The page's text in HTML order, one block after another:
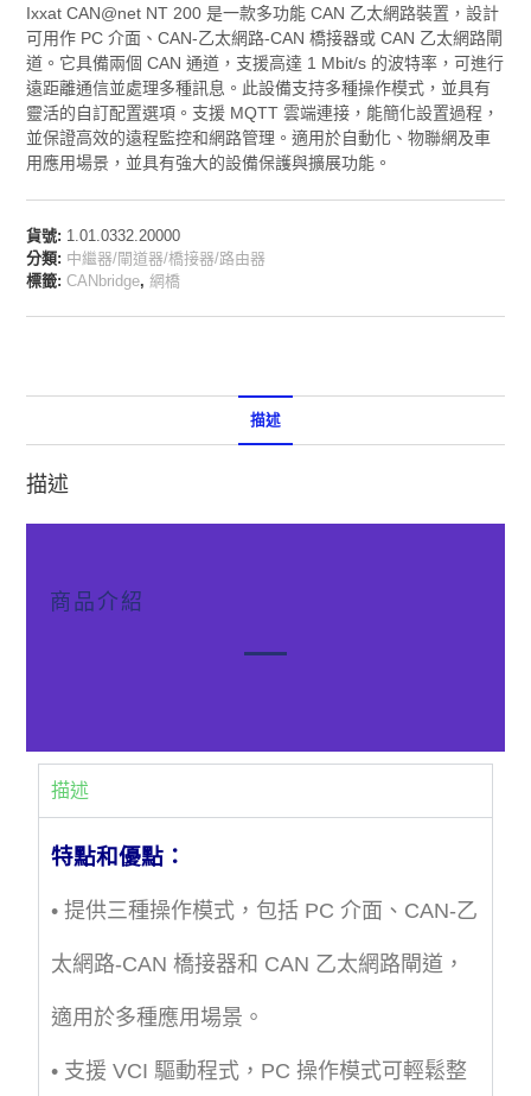
Ixxat CAN@net NT 200 是一款多功能 CAN 乙太網路裝置，設計
可用作 PC 介面、CAN-乙太網路-CAN 橋接器或 CAN 乙太網路閘
道。它具備兩個 CAN 通道，支援高達 1 Mbit/s 的波特率，可進行
遠距離通信並處理多種訊息。此設備支持多種操作模式，並具有
靈活的自訂配置選項。支援 MQTT 雲端連接，能簡化設置過程，
並保證高效的遠程監控和網路管理。適用於自動化、物聯網及車
用應用場景，並具有強大的設備保護與擴展功能。
貨號: 1.01.0332.20000
分類: 中繼器/閘道器/橋接器/路由器
標籤:CANbridge,網橋
描述
描述
商品介紹
描述
特點和優點：
• 提供三種操作模式，包括 PC 介面、CAN-乙
太網路-CAN 橋接器和 CAN 乙太網路閘道，
適用於多種應用場景。
• 支援 VCI 驅動程式，PC 操作模式可輕鬆整